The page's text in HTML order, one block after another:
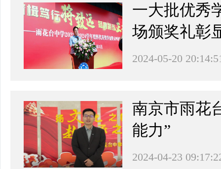
一大批优秀
场颁奖礼彰
2024-05-20
南京市雨花
能力”
2024-04-23